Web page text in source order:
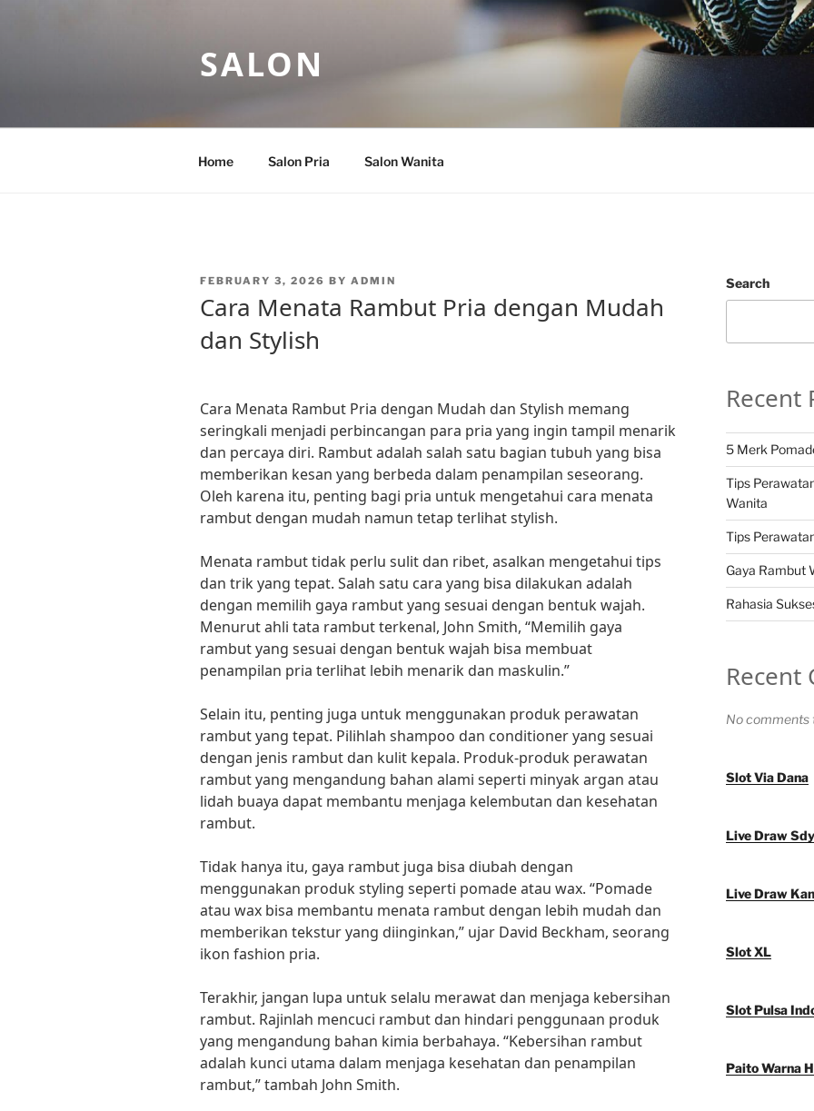
SALON
Home Salon Pria Salon Wanita
POSTED
FEBRUARY 3, 2026 BY ADMIN
Cara Menata Rambut Pria dengan Mudah
dan Stylish
Cara Menata Rambut Pria dengan Mudah dan Stylish memang
seringkali menjadi perbincangan para pria yang ingin tampil menarik
dan percaya diri. Rambut adalah salah satu bagian tubuh yang bisa
memberikan kesan yang berbeda dalam penampilan seseorang.
Oleh karena itu, penting bagi pria untuk mengetahui cara menata
rambut dengan mudah namun tetap terlihat stylish.
Menata rambut tidak perlu sulit dan ribet, asalkan mengetahui tips
dan trik yang tepat. Salah satu cara yang bisa dilakukan adalah
dengan memilih gaya rambut yang sesuai dengan bentuk wajah.
Menurut ahli tata rambut terkenal, John Smith, “Memilih gaya
rambut yang sesuai dengan bentuk wajah bisa membuat
penampilan pria terlihat lebih menarik dan maskulin.”
Selain itu, penting juga untuk menggunakan produk perawatan
rambut yang tepat. Pilihlah shampoo dan conditioner yang sesuai
dengan jenis rambut dan kulit kepala. Produk-produk perawatan
rambut yang mengandung bahan alami seperti minyak argan atau
lidah buaya dapat membantu menjaga kelembutan dan kesehatan
rambut.
Tidak hanya itu, gaya rambut juga bisa diubah dengan
menggunakan produk styling seperti pomade atau wax. “Pomade
atau wax bisa membantu menata rambut dengan lebih mudah dan
memberikan tekstur yang diinginkan,” ujar David Beckham, seorang
ikon fashion pria.
Terakhir, jangan lupa untuk selalu merawat dan menjaga kebersihan
rambut. Rajinlah mencuci rambut dan hindari penggunaan produk
yang mengandung bahan kimia berbahaya. “Kebersihan rambut
adalah kunci utama dalam menjaga kesehatan dan penampilan
rambut,” tambah John Smith.
Search
Recent
5 Merk
Tips
Wanita
Tips
Gaya Rambut
Rahasia
Recent
No comments
Slot Via Dana
Live Draw Sdy
Live Draw
Slot XL
Slot Pulsa
Paito Warna